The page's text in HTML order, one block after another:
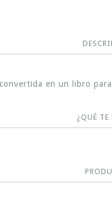
en un libro
¿QUÉ TE